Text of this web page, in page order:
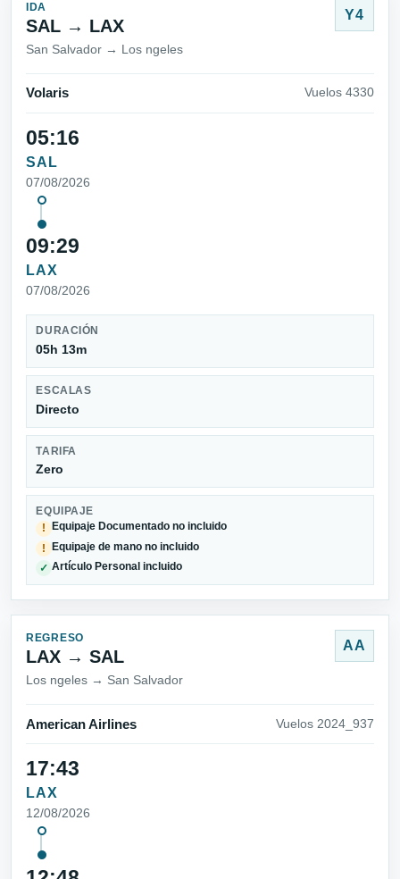
IDA
SAL → LAX
San Salvador → Los ngeles
Y4
Volaris Vuelos 4330
05:16
SAL
07/08/2026
09:29
LAX
07/08/2026
DURACIÓN
05h 13m
ESCALAS
Directo
TARIFA
Zero
EQUIPAJE
!
Equipaje Documentado no incluido
! Equipaje de mano no incluido
✓ Artículo Personal incluido
REGRESO
LAX → SAL
Los ngeles → San Salvador
AA
American Airlines Vuelos 2024_937
17:43
LAX
12/08/2026